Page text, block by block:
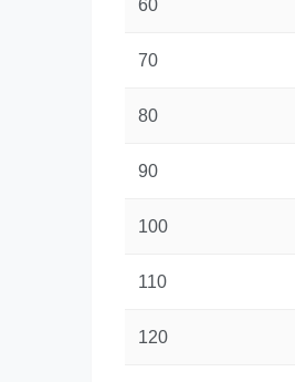
60
70
80
90
100
110
120